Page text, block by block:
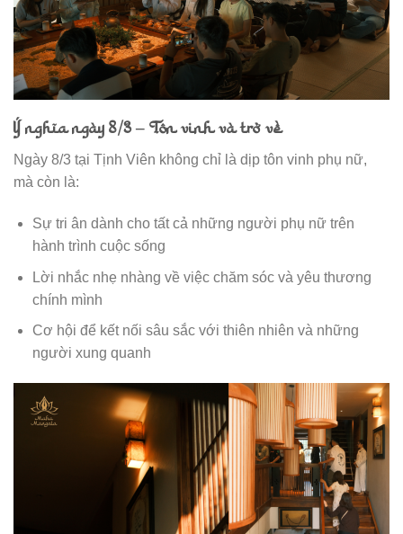
Ý nghĩa ngày 8/3 – Tôn vinh và trở về
Ngày 8/3 tại Tịnh Viên không chỉ là dịp tôn vinh phụ nữ,
mà còn là:
Sự tri ân dành cho tất cả những người phụ nữ trên
hành trình cuộc sống
Lời nhắc nhẹ nhàng về việc chăm sóc và yêu thương
chính mình
Cơ hội để kết nối sâu sắc với thiên nhiên và những
người xung quanh